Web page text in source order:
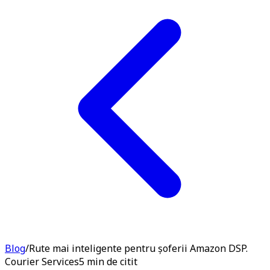
Blog/Rute mai inteligente pentru șoferii Amazon DSP.
Courier Services5 min de citit